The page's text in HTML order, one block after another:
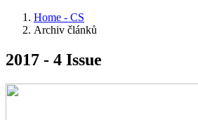
Home - CS
Archiv článků
2017 - 4 Issue